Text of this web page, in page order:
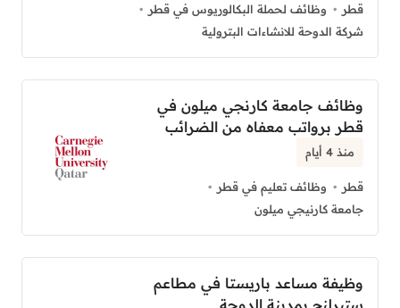
قطر
وظائف لحملة البكالوريوس في قطر
شركة الدوحة للانشاءات البترولية
وظائف جامعة كارنجي ميلون في
قطر برواتب معفاه من الضرائب
منذ 4 أيام
قطر
وظائف تعليم في قطر
جامعة كارنيجي ميلون
وظيفة مساعد باريستا في مطاعم
ستيرلنج بمدينة الدوحة